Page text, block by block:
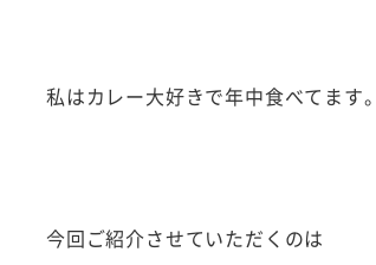
私はカレー大好きで年中食べてます。
今回ご紹介させていただくのは